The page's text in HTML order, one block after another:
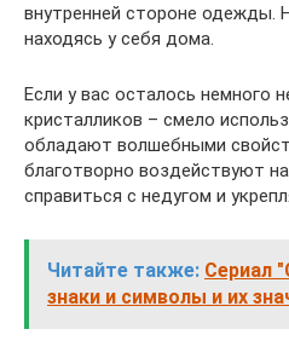
внутренней стороне одежды.
находясь у себя дома.
Если у вас осталось немного
кристалликов – смело
обладают волшебными
благотворно воздействуют
справиться с недугом и
Читайте также: Сериал
знаки и символы и их